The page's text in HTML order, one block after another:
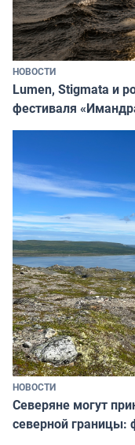
НОВОСТИ
Lumen, Stigmata и
фестиваля
НОВОСТИ
Северяне могут
северной границы: